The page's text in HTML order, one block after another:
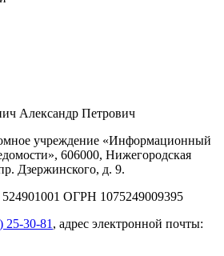
Александр Петрович
учреждение «Информационный
606000, Нижегородская
Дзержинского, д. 9.
ОГРН 1075249009395
25-30-81 , адрес электронной почты: